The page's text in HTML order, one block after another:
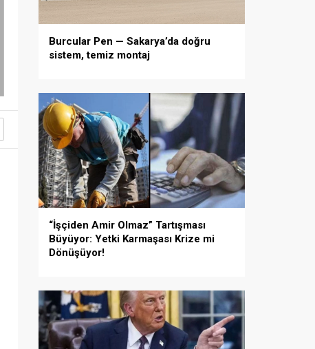
Burcular Pen — Sakarya’da doğru
sistem, temiz montaj
“İşçiden Amir Olmaz” Tartışması
Büyüyor: Yetki Karmaşası Krize mi
Dönüşüyor!